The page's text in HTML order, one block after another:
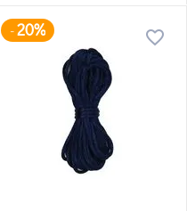
-20%